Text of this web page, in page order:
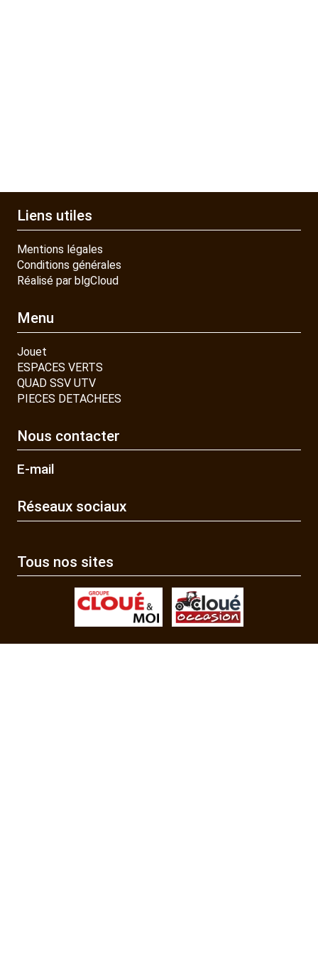
Liens utiles
Mentions légales
Conditions générales
Réalisé par blgCloud
Menu
Jouet
ESPACES VERTS
QUAD SSV UTV
PIECES DETACHEES
Nous contacter
E-mail
Réseaux sociaux
Tous nos sites